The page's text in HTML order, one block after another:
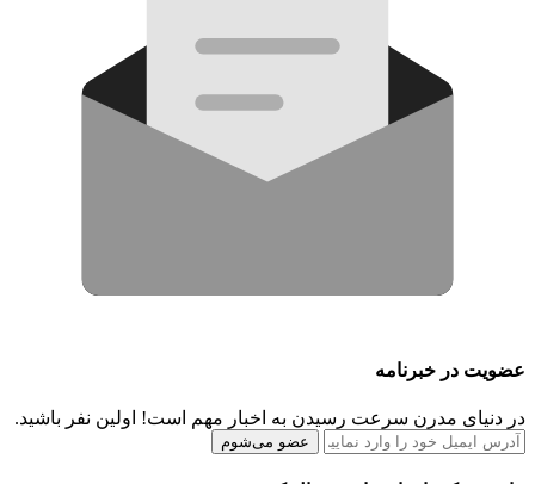
عضویت در خبرنامه
در دنیای مدرن سرعت رسیدن به اخبار مهم است! اولین نفر باشید.
عضو می‌شوم